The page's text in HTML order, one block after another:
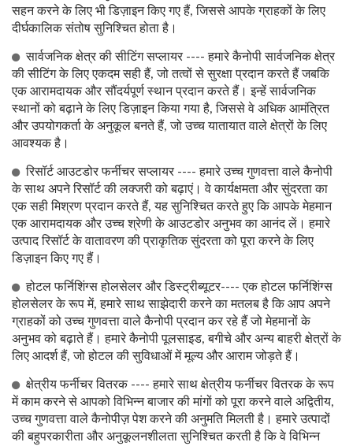
सहन करने के लिए भी डिज़ाइन किए गए हैं, जिससे आपके ग्राहकों के लिए
दीर्घकालिक संतोष सुनिश्चित होता है।
सार्वजनिक क्षेत्र की सीटिंग सप्लायर ---- हमारे कैनोपी सार्वजनिक क्षेत्र
की सीटिंग के लिए एकदम सही हैं, जो तत्वों से सुरक्षा प्रदान करते हैं जबकि
एक आरामदायक और सौंदर्यपूर्ण स्थान प्रदान करते हैं। इन्हें सार्वजनिक
स्थानों को बढ़ाने के लिए डिज़ाइन किया गया है, जिससे वे अधिक आमंत्रित
और उपयोगकर्ता के अनुकूल बनते हैं, जो उच्च यातायात वाले क्षेत्रों के लिए
आवश्यक है।
रिसॉर्ट आउटडोर फर्नीचर सप्लायर ---- हमारे उच्च गुणवत्ता वाले कैनोपी
के साथ अपने रिसॉर्ट की लक्जरी को बढ़ाएं। वे कार्यक्षमता और सुंदरता का
एक सही मिश्रण प्रदान करते हैं, यह सुनिश्चित करते हुए कि आपके मेहमान
एक आरामदायक और उच्च श्रेणी के आउटडोर अनुभव का आनंद लें। हमारे
उत्पाद रिसॉर्ट के वातावरण की प्राकृतिक सुंदरता को पूरा करने के लिए
डिज़ाइन किए गए हैं।
होटल फर्निशिंग्स होलसेलर और डिस्ट्रीब्यूटर---- एक होटल फर्निशिंग्स
होलसेलर के रूप में, हमारे साथ साझेदारी करने का मतलब है कि आप अपने
ग्राहकों को उच्च गुणवत्ता वाले कैनोपी प्रदान कर रहे हैं जो मेहमानों के
अनुभव को बढ़ाते हैं। हमारे कैनोपी पूलसाइड, बगीचे और अन्य बाहरी क्षेत्रों के
लिए आदर्श हैं, जो होटल की सुविधाओं में मूल्य और आराम जोड़ते हैं।
क्षेत्रीय फर्नीचर वितरक ---- हमारे साथ क्षेत्रीय फर्नीचर वितरक के रूप
में काम करने से आपको विभिन्न बाजार की मांगों को पूरा करने वाले अद्वितीय,
उच्च गुणवत्ता वाले कैनोपीज़ पेश करने की अनुमति मिलती है। हमारे उत्पादों
की बहुपरकारीता और अनुकूलनशीलता सुनिश्चित करती है कि वे विभिन्न